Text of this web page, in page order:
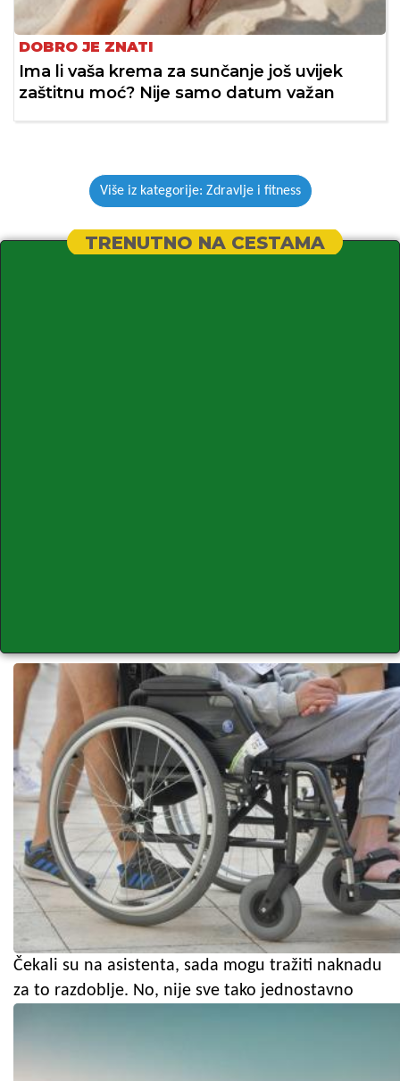
DOBRO JE ZNATI
Ima li vaša krema za sunčanje još uvijek
zaštitnu moć? Nije samo datum važan
Više iz kategorije: Zdravlje i fitness
TRENUTNO NA CESTAMA
Čekali su na asistenta, sada mogu tražiti naknadu
za to razdoblje. No, nije sve tako jednostavno